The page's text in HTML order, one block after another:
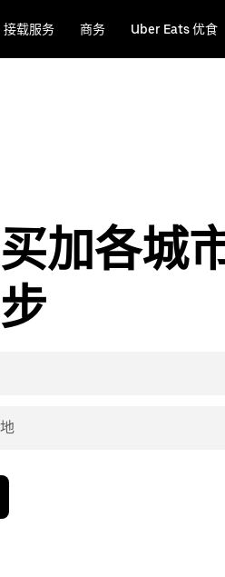
接载服务 商务 Uber Eats 优食
加各城